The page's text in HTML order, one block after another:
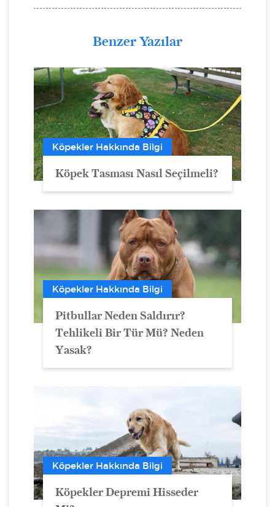
Benzer Yazılar
Köpekler Hakkında Bilgi
Köpek Tasması Nasıl Seçilmeli?
Köpekler Hakkında Bilgi
Pitbullar Neden Saldırır?
Tehlikeli Bir Tür Mü? Neden
Yasak?
Köpekler Hakkında Bilgi
Köpekler Depremi Hisseder